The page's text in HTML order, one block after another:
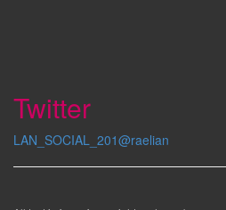
Twitter
LAN_SOCIAL_201@raelian